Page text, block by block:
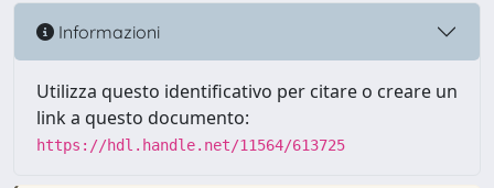
Informazioni
Utilizza questo identificativo per citare o creare un
link a questo documento:
https://hdl.handle.net/11564/613725